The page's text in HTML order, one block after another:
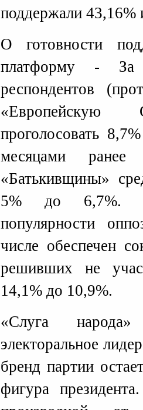
поддержали 43,16%
О готовности
платформу - За
респондентов
«Европейскую
проголосовать
месяцами
«Батькивщины»
5% до 6,7%.
популярности
числе обеспечен
решивших не
14,1% до 10,9%.
«Слуга
электоральное
бренд партии
фигура